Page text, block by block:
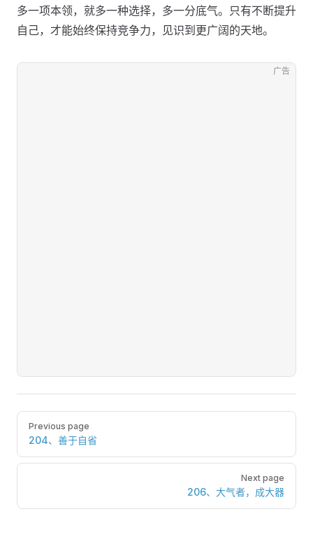
多一项本领，就多一种选择，多一分底气。只有不断提升
自己，才能始终保持竞争力，见识到更广阔的天地。
广告
Pager
Previous page
204、善于自省
Next page
206、大气者，成大器